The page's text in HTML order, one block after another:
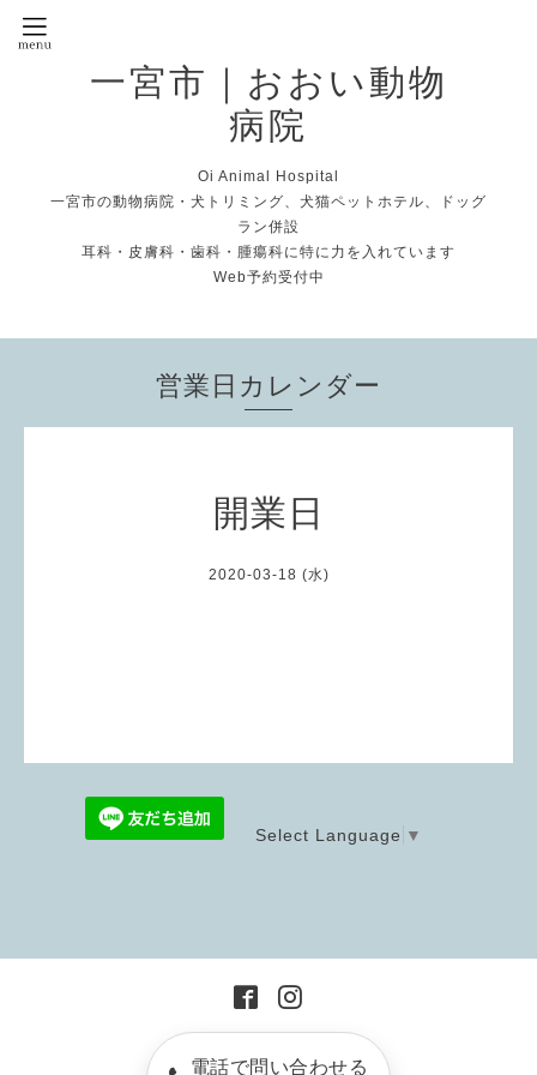
一宮市｜おおい動物
病院
Oi Animal Hospital
一宮市の動物病院・犬トリミング、犬猫ペットホテル、ドッグ
ラン併設
耳科・皮膚科・歯科・腫瘍科に特に力を入れています
Web予約受付中
営業日カレンダー
開業日
2020-03-18 (水)
Select Language ▼
電話で問い合わせる